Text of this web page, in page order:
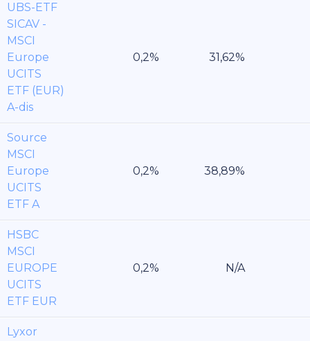
UBS-ETF
SICAV -
MSCI
Europe
UCITS
ETF (EUR)
A-dis
Source
MSCI
Europe
UCITS
ETF A
HSBC
MSCI
EUROPE
UCITS
ETF EUR
Lyxor